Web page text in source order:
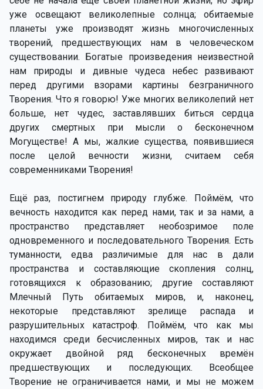
уже освещают великолепные солнца; обитаемые
планеты уже производят жизнь многочисленных
творений, предшествующих нам в человеческом
существовании. Богатые произведения неизвестной
нам природы и дивные чудеса небес развивают
перед другими взорами картины безграничного
Творения. Что я говорю! Уже многих великолепий нет
больше, нет чудес, заставлявших биться сердца
других смертных при мысли о бесконечном
Могуществе! А мы, жалкие существа, появившиеся
после целой вечности жизни, считаем себя
современниками Творения!
Ещё раз, постигнем природу глубже. Поймём, что
вечность находится как перед нами, так и за нами, а
пространство представляет необозримое поле
одновременного и последовательного Творения. Есть
туманности, едва различимые для нас в дали
пространства и составляющие скопления солнц,
готовящихся к образованию; другие составляют
Млечный Путь обитаемых миров, и, наконец,
некоторые представляют зрелище распада и
разрушительных катастроф. Поймём, что как мы
находимся среди бесчисленных миров, так и нас
окружает двойной ряд бесконечных времён
предшествующих и последующих. Всеобщее
Творение не ограничивается нами, и мы не можем